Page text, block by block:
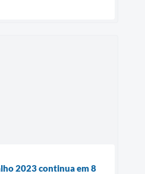
2023 continua em 8